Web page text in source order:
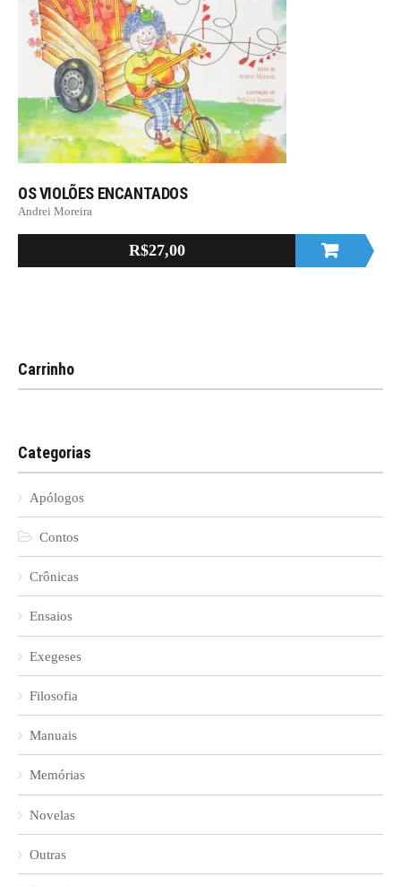
OS VIOLÕES ENCANTADOS
Andrei Moreira
R$27,00
Carrinho
Categorias
Apólogos
Contos
Crônicas
Ensaios
Exegeses
Filosofia
Manuais
Memórias
Novelas
Outras